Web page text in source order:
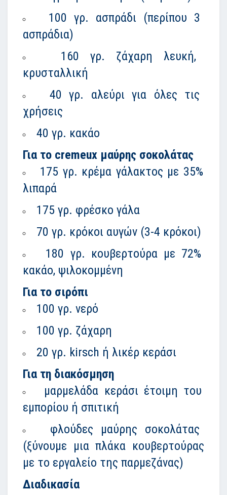
100 γρ. ασπράδι (περίπου 3
ασπράδια)
160 γρ. ζάχαρη λευκή,
κρυσταλλική
40 γρ. αλεύρι για όλες τις
χρήσεις
40 γρ. κακάο
Για το cremeux μαύρης σοκολάτας
175 γρ. κρέμα γάλακτος με 35%
λιπαρά
175 γρ. φρέσκο γάλα
70 γρ. κρόκοι αυγών (3-4 κρόκοι)
180 γρ. κουβερτούρα με 72%
κακάο, ψιλοκομμένη
Για το σιρόπι
100 γρ. νερό
100 γρ. ζάχαρη
20 γρ. kirsch ή λικέρ κεράσι
Για τη διακόσμηση
μαρμελάδα κεράσι έτοιμη του
εμπορίου ή σπιτική
φλούδες μαύρης σοκολάτας
(ξύνουμε μια πλάκα κουβερτούρας
με το εργαλείο της παρμεζάνας)
Διαδικασία